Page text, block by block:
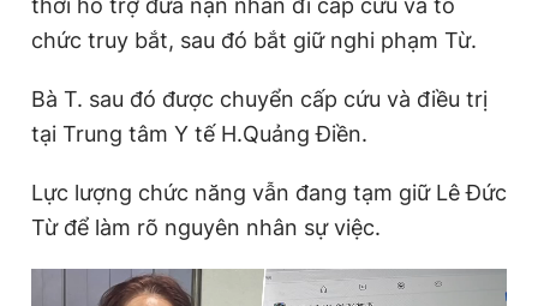
thời hỗ trợ đưa nạn nhân đi cấp cứu và tổ
chức truy bắt, sau đó bắt giữ nghi phạm Từ.
Bà T. sau đó được chuyển cấp cứu và điều trị
tại Trung tâm Y tế H.Quảng Điền.
Lực lượng chức năng vẫn đang tạm giữ Lê Đức
Từ để làm rõ nguyên nhân sự việc.